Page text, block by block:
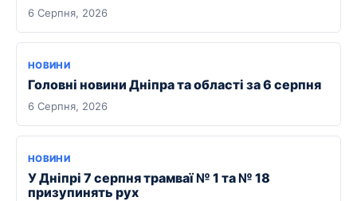
6 Серпня, 2026
НОВИНИ
Головні новини Дніпра та області за 6 серпня
6 Серпня, 2026
НОВИНИ
У Дніпрі 7 серпня трамваї № 1 та № 18
призупинять рух